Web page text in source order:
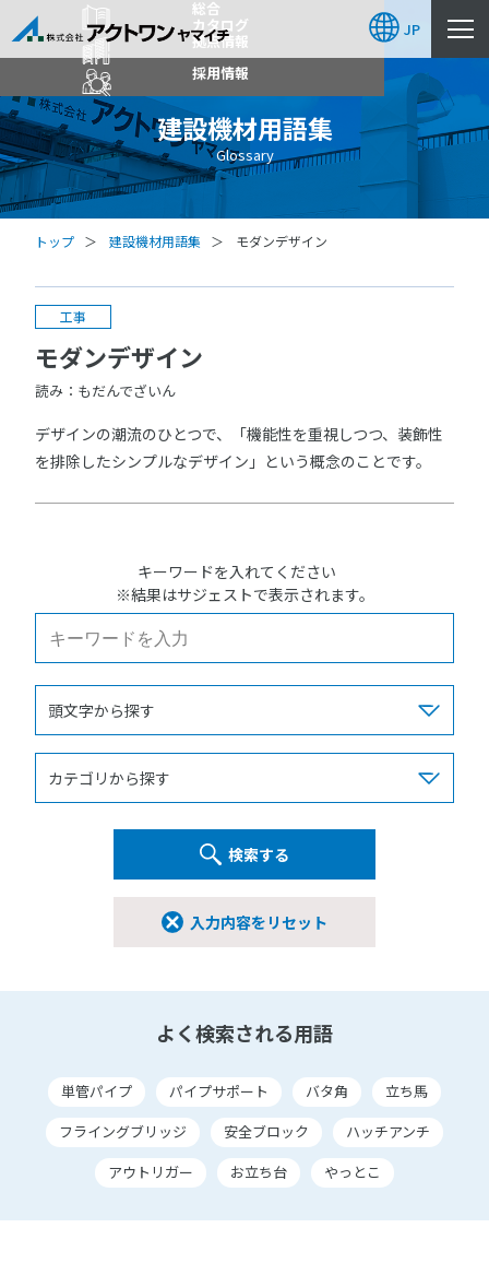
総合
カタログ
拠点情報
採用情報
JP
建設機材用語集
Glossary
トップ 建設機材用語集 モダンデザイン
工事
モダンデザイン
読み：もだんでざいん
デザインの潮流のひとつで、「機能性を重視しつつ、装飾性
を排除したシンプルなデザイン」という概念のことです。
キーワードを入れてください
※結果はサジェストで表示されます。
入力内容をリセット
検索する
よく検索される用語
単管パイプ パイプサポート バタ角
立ち馬
フライングブリッジ
安全ブロック
ハッチアンチ
アウトリガー
お立ち台 やっとこ